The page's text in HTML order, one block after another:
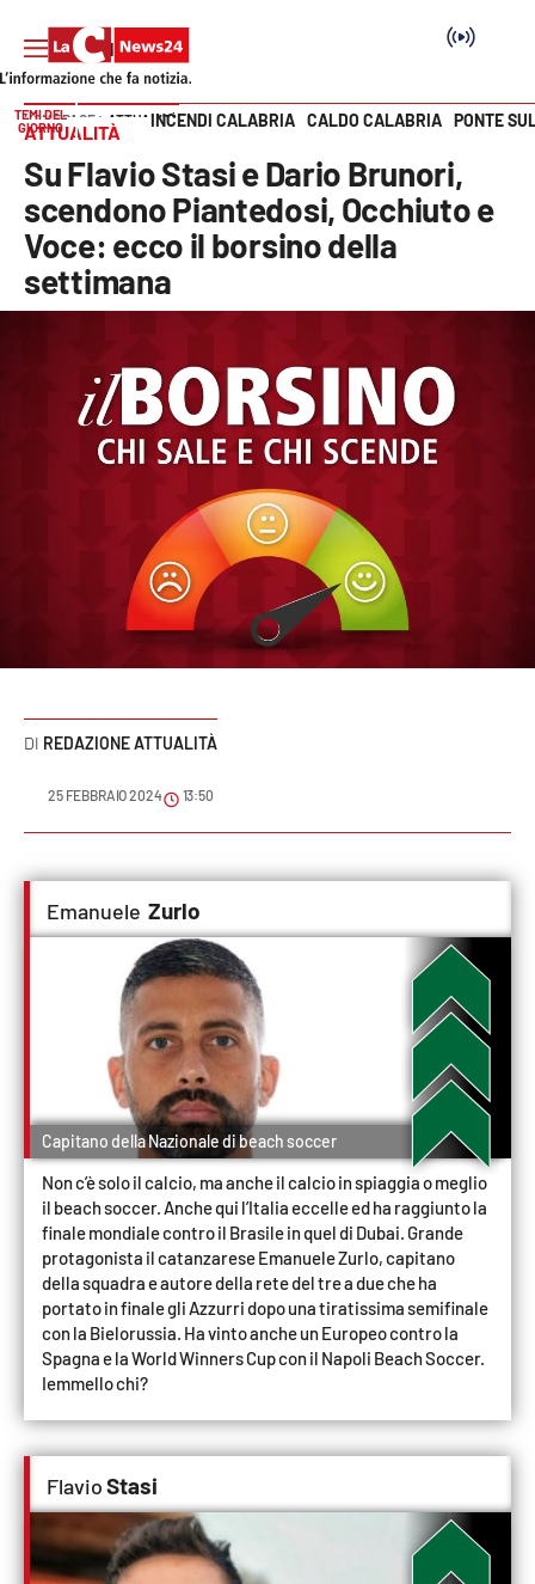
SEZIONI
Cronaca
Politica
Attualità
Economia e lavoro
Cultura
Podcast
Meteo
Ambiente
Cronaca
Cultura
Economia e Lavoro
Politica
Sanità
Società
Sport
RUBRICHE
Good Morning Vietnam
Vai
TEMI DEL
GIORNO
INCENDI CALABRIA CALDO CALABRIA PONTE
HOME PAGE ATTUALITÀ
ATTUALITÀ
Su Flavio Stasi e Dario Brunori,
scendono Piantedosi, Occhiuto e
Voce: ecco il borsino della
settimana
REDAZIONE ATTUALITÀ
25 FEBBRAIO 2024 13:50
Emanuele Zurlo
Capitano della Nazionale di beach soccer
Non c’è solo il calcio, ma anche il calcio in spiaggia o meglio
il beach soccer. Anche qui l’Italia eccelle ed ha raggiunto la
finale mondiale contro il Brasile in quel di Dubai. Grande
protagonista il catanzarese Emanuele Zurlo, capitano
della squadra e autore della rete del tre a due che ha
portato in finale gli Azzurri dopo una tiratissima semifinale
con la Bielorussia. Ha vinto anche un Europeo contro la
Spagna e la World Winners Cup con il Napoli Beach Soccer.
Iemmello chi?
FlavioStasi